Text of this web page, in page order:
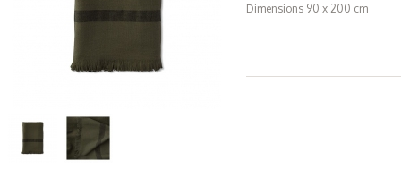
Dimensions 90 x 200 cm